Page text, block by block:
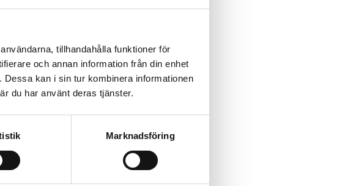
tillhandahålla funktioner för
och annan information från din enhet
kan i sin tur kombinera informationen
du har använt deras tjänster.
Marknadsföring